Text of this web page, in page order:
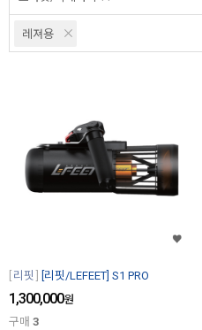
레져용
리핏 [리핏/LEFEET] S1 PRO
1,300,000원
구매 3